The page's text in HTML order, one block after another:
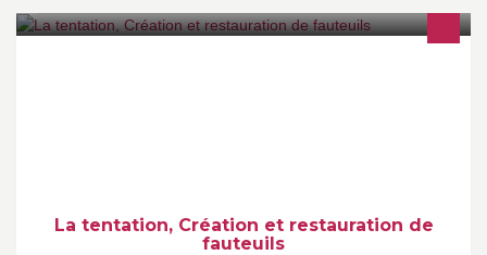
La tentation, Création et restauration de
fauteuils